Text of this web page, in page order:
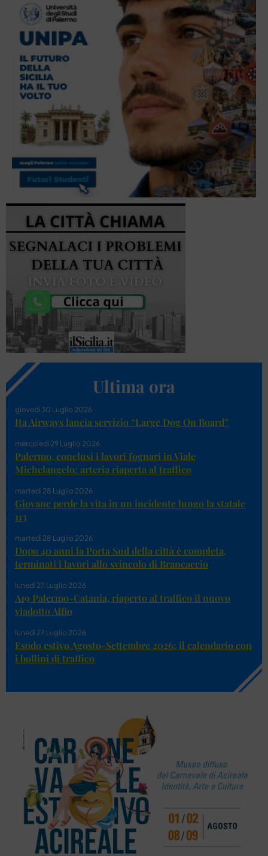
Ultima ora
giovedì 30 Luglio 2026
Ita Airways lancia servizio “Large Dog On Board”
mercoledì 29 Luglio 2026
Palermo, conclusi i lavori fognari in Viale
Michelangelo: arteria riaperta al traffico
martedì 28 Luglio 2026
Giovane perde la vita in un incidente lungo la statale
113
martedì 28 Luglio 2026
Dopo 40 anni la Porta Sud della città è completa,
terminati i lavori allo svincolo di Brancaccio
lunedì 27 Luglio 2026
A19 Palermo-Catania, riaperto al traffico il nuovo
viadotto Alfio
lunedì 27 Luglio 2026
Esodo estivo Agosto-Settembre 2026: il calendario con
i bollini di traffico